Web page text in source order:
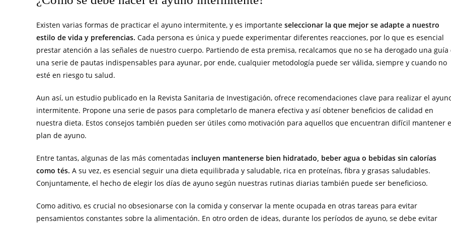
Existen varias formas de practicar el ayuno intermitente, y es importante seleccionar la que mejor se adapte a nuestro
estilo de vida y preferencias. Cada persona es única y puede experimentar diferentes reacciones, por lo que es esencial
prestar atención a las señales de nuestro cuerpo. Partiendo de esta premisa, recalcamos que no se ha derogado una guía
una serie de pautas indispensables para ayunar, por ende, cualquier metodología puede ser válida, siempre y cuando no
esté en riesgo tu salud.
Aun así, un estudio publicado en la Revista Sanitaria de Investigación, ofrece recomendaciones clave para realizar el
intermitente. Propone una serie de pasos para completarlo de manera efectiva y así obtener beneficios de calidad en
nuestra dieta. Estos consejos también pueden ser útiles como motivación para aquellos que encuentran difícil mantener
plan de ayuno.
Entre tantas, algunas de las más comentadas incluyen mantenerse bien hidratado, beber agua o bebidas sin calorías
como tés. A su vez, es esencial seguir una dieta equilibrada y saludable, rica en proteínas, fibra y grasas saludables.
Conjuntamente, el hecho de elegir los días de ayuno según nuestras rutinas diarias también puede ser beneficioso.
Como aditivo, es crucial no obsesionarse con la comida y conservar la mente ocupada en otras tareas para evitar
pensamientos constantes sobre la alimentación. En otro orden de ideas, durante los períodos de ayuno, se debe evitar